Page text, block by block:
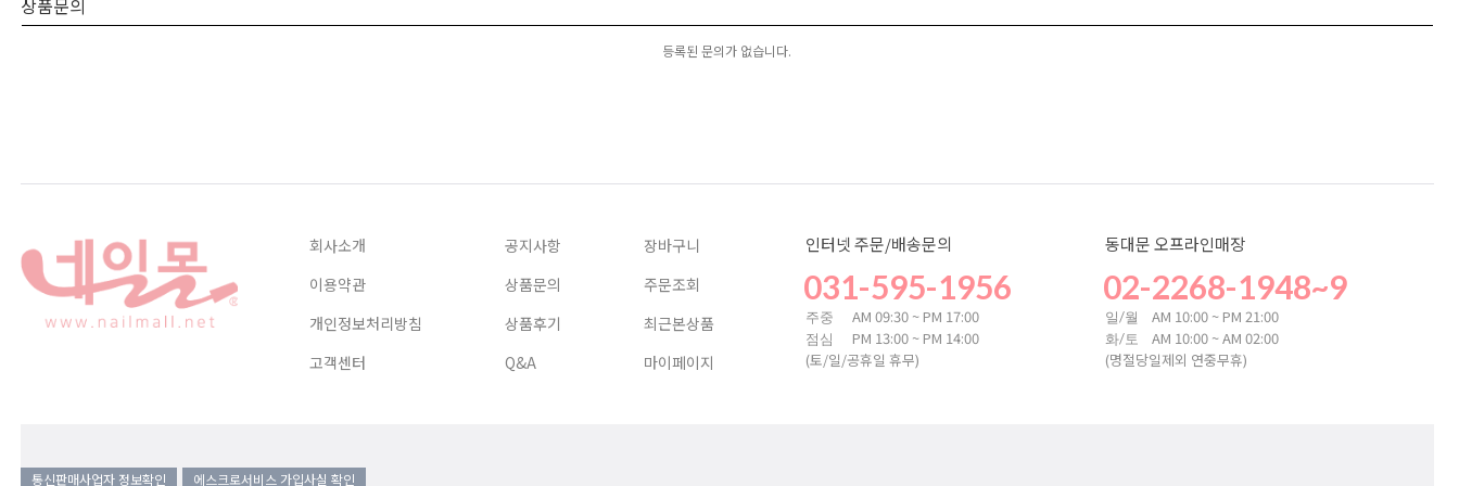
상품문의
등록된 문의가 없습니다.
회사소개
이용약관
개인정보처리방침
고객센터
공지사항
상품문의
상품후기
Q&A
장바구니
주문조회
최근본상품
마이페이지
인터넷 주문/배송문의
031-595-1956
주중 AM 09:30 ~ PM 17:00
점심
PM 13:00 ~ PM 14:00
(토/일/공휴일 휴무)
동대문 오프라인매장
02-2268-1948~9
일/월 AM 10:00 ~ PM 21:00
화/토
AM 10:00 ~ AM 02:00
(명절당일제외 연중무휴)
통신판매사업자 정보확인 에스크로서비스 가입사실 확인